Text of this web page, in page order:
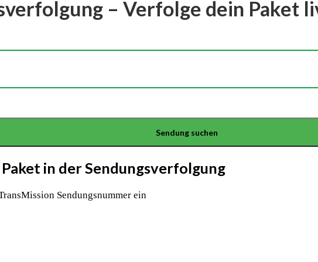
– Verfolge dein Paket
in der Sendungsverfolgung
Sendungsnummer ein